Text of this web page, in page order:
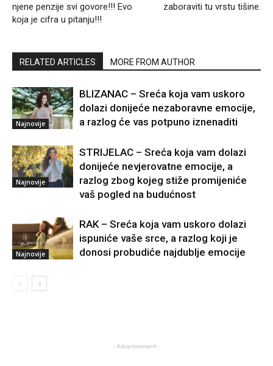
njene penzije svi govore!!! Evo
koja je cifra u pitanju!!!
zaboraviti tu vrstu tišine.
RELATED ARTICLES MORE FROM AUTHOR
Najnovije
BLIZANAC – Sreća koja vam uskoro
dolazi donijeće nezaboravne emocije,
a razlog će vas potpuno iznenaditi
Najnovije
STRIJELAC – Sreća koja vam dolazi
donijeće nevjerovatne emocije, a
razlog zbog kojeg stiže promijeniće
vaš pogled na budućnost
Najnovije
RAK – Sreća koja vam uskoro dolazi
ispuniće vaše srce, a razlog koji je
donosi probudiće najdublje emocije
- Advertisement -